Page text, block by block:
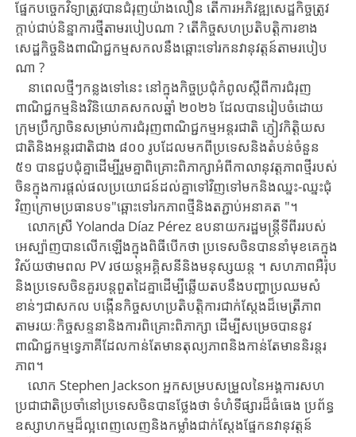
ផ្នែកបច្ចេកវិទ្យា​ត្រូវ​បាន​ជំរុញយ៉ាងលឿន ​តើ​ការ​អភិ​វឌ្ឍ​សេដ្ឋកិច្ច​ត្រូវ​
ក្តាប់ជាប់និន្នាការថ្មី​តាម​របៀបណា ​? ​តើ​កិច្ចសហប្រតិ​បត្តិការ​ខាង​
សេដ្ឋ​កិច្ច​និង​ពាណិជ្ជកម្ម​សកល​នឹង​ឆ្ពោះទៅរក​នវានុវត្តន៍​តាម​របៀប​
ណា ​?
នា​ពេល​ថ្មីៗ​កន្លងទៅ​នេះ ​នៅក្នុងកិច្ចប្រជុំ​កំពូល​ស្តីពី​ការ​ជំរុញ​​
ពាណិជ្ជកម្ម​និង​វិនិយោគ​សកល​ឆ្នាំ ​២០២៦ ​ដែល​បាន​រៀបចំ​ដោយ​
ក្រុមប្រឹក្សា​ចិន​សម្រាប់​ការ​ជំរុញ​ពាណិជ្ជកម្ម​អន្តរជាតិ ​ភ្ញៀវ​កិត្តិយស​
ជាតិ​និង​អន្តរជាតិ​ជាង ​៨០០ ​រូប​ដែល​មកពី​ប្រទេស​និងតំបន់​ចំនួន ​
៥១ ​បា​ន​ជួប​ជុំ​គ្នា​ដើម្បី​រួមគ្នា​ពិគ្រោះពិភាក្សា​អំពី​កាលានុវត្តភាព​ថ្មី​របស់​
ចិន​ក្នុងការផ្តល់​ផល​ប្រយោជន៍​ដល់គ្នាទៅវិញទៅមក​និងឈ្នះ-ឈ្នះ​ជុំ
វិញ​ក្រោមប្រធានបទ​"ឆ្ពោះទៅរកភាពថ្មី​និង​ត​ភ្ជាប់​អនាគត ​"។
លោកស្រី ​Yolanda ​Díaz ​Pérez ​ឧបនាយករដ្ឋមន្ត្រី​ទីពីរ​របស់​
អេស្ប៉ាញ​បានលើកឡើង​ក្នុង​ពិធី​បើក​ថា ​ប្រទេសចិន​បាន​នាំមុខគេ​ក្នុង
វិស័យ​ថាមពល ​PV ​រថយន្តអគ្គិសនី​និង​មនុស្ស​យន្ត ​។ ​សហភាពអឺរ៉ុប​
និង​ប្រទេសចិន​គួរ​បន្ត​ពួតដៃគ្នា​ដើម្បី​ឆ្លើយតប​នឹង​បញ្ហា​ប្រឈម​សំ​
ខាន់ៗ​ជា​សកល ​បង្កើន​កិច្ចសហប្រតិបត្តិការជាក់ស្តែងដ៏មេត្រីភាព​
តាមរយៈ​កិច្ច​សន្ទនា​និង​ការ​ពិគ្រោះ​ពិភាក្សា ​ដើម្បី​សម្រេចបាន​នូវ​
ពាណិជ្ជកម្មទ្វេភាគី​ដែល​កាន់តែ​មាន​តុល្យភាព​និង​កាន់​តែ​មាន​និរន្តរ
ភាព។
លោក ​Stephen ​Jackson ​អ្នកសម្របសម្រួល​នៃអង្គការសហ
ប្រជាជាតិ​ប្រចាំ​នៅ​ប្រ​ទេស​ចិន​បានថ្លែងថា ​ទំហំទីផ្សារដ៏ធំធេង ​ប្រព័ន្ធ
ឧស្សាហកម្ម​ដ៏​ល្អពេញលេញ​និង​កម្លាំង​ជាក់​ស្តែង​ផ្នែក​នវានុវត្តន៍​